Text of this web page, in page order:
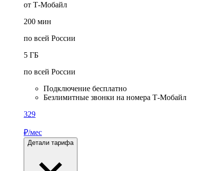
от Т-Мобайл
200 мин
по всей России
5 ГБ
по всей России
Подключение бесплатно
Безлимитные звонки на номера Т-Мобайл
329
₽/мес
Детали тарифа